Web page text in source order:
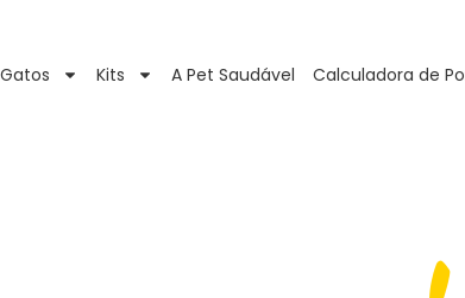
Gatos Kits A Pet Saudável Calculadora de